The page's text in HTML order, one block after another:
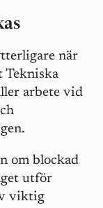
när
Tekniska
arbete vid
om blockad
utför
viktig